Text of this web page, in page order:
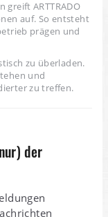
greift ARTTRADO
auf. So entsteht
prägen und
zu überladen.
und
zu treffen.
der